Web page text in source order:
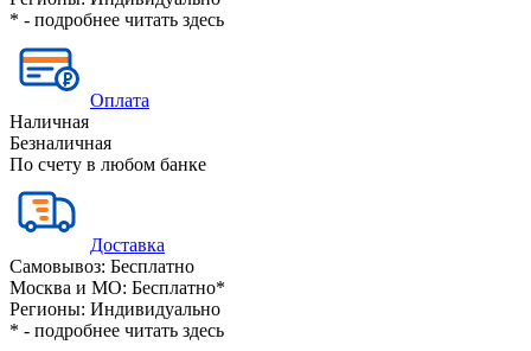
* - подробнее читать здесь
Оплата
Наличная
Безналичная
По счету в любом банке
Доставка
Самовывоз: Бесплатно
Москва и МО: Бесплатно*
Регионы: Индивидуально
* - подробнее читать здесь